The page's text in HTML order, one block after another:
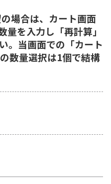
場合は、カート画面
を入力し「再計算」
。当画面での「カート
数量選択は1個で結構